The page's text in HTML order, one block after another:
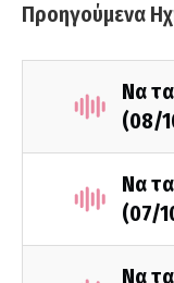
Προηγούμενα
Να
(08/
Να
(07/
Να